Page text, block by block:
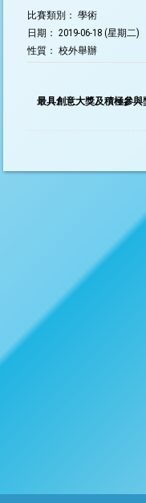
比賽類別： 學術
日期： 2019-06-18 (星期二)
性質： 校外舉辦
最具創意大獎及積極參與